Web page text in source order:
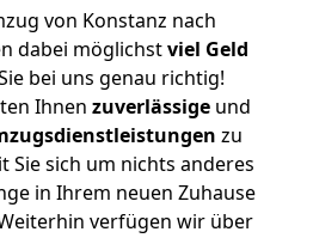
von Konstanz nach
dabei möglichstviel Geld
bei uns genau richtig!
Ihnen zuverlässige und
zu
Sie sich um nichts anderes
in Ihrem neuen Zuhause
verfügen wir über